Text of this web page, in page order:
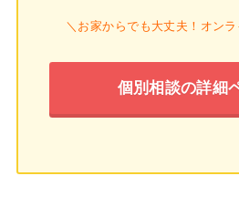
＼お家からでも大丈夫！オン
個別相談の詳細